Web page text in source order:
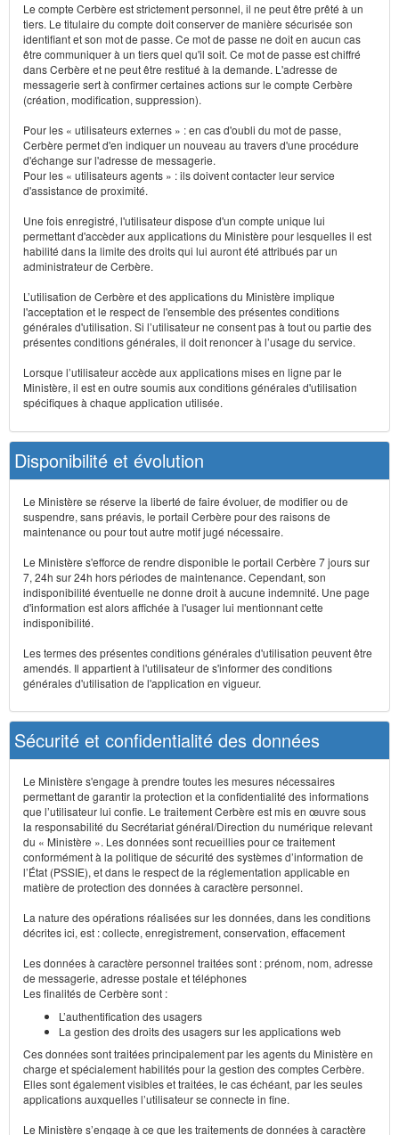
Le compte Cerbère est strictement personnel, il ne peut être prêté à un
tiers. Le titulaire du compte doit conserver de manière sécurisée son
identifiant et son mot de passe. Ce mot de passe ne doit en aucun cas
être communiquer à un tiers quel qu'il soit. Ce mot de passe est chiffré
dans Cerbère et ne peut être restitué à la demande. L'adresse de
messagerie sert à confirmer certaines actions sur le compte Cerbère
(création, modification, suppression).
Pour les « utilisateurs externes » : en cas d'oubli du mot de passe,
Cerbère permet d'en indiquer un nouveau au travers d'une procédure
d'échange sur l'adresse de messagerie.
Pour les « utilisateurs agents » : ils doivent contacter leur service
d'assistance de proximité.
Une fois enregistré, l'utilisateur dispose d'un compte unique lui
permettant d'accèder aux applications du Ministère pour lesquelles il est
habilité dans la limite des droits qui lui auront été attribués par un
administrateur de Cerbère.
L’utilisation de Cerbère et des applications du Ministère implique
l'acceptation et le respect de l'ensemble des présentes conditions
générales d'utilisation. Si l’utilisateur ne consent pas à tout ou partie des
présentes conditions générales, il doit renoncer à l’usage du service.
Lorsque l’utilisateur accède aux applications mises en ligne par le
Ministère, il est en outre soumis aux conditions générales d'utilisation
spécifiques à chaque application utilisée.
Disponibilité et évolution
Le Ministère se réserve la liberté de faire évoluer, de modifier ou de
suspendre, sans préavis, le portail Cerbère pour des raisons de
maintenance ou pour tout autre motif jugé nécessaire.
Le Ministère s'efforce de rendre disponible le portail Cerbère 7 jours sur
7, 24h sur 24h hors périodes de maintenance. Cependant, son
indisponibilité éventuelle ne donne droit à aucune indemnité. Une page
d'information est alors affichée à l'usager lui mentionnant cette
indisponibilité.
Les termes des présentes conditions générales d'utilisation peuvent être
amendés. Il appartient à l'utilisateur de s'informer des conditions
générales d'utilisation de l'application en vigueur.
Sécurité et confidentialité des données
Le Ministère s'engage à prendre toutes les mesures nécessaires
permettant de garantir la protection et la confidentialité des informations
que l’utilisateur lui confie. Le traitement Cerbère est mis en œuvre sous
la responsabilité du Secrétariat général/Direction du numérique relevant
du « Ministère ». Les données sont recueillies pour ce traitement
conformément à la politique de sécurité des systèmes d’information de
l’État (PSSIE), et dans le respect de la réglementation applicable en
matière de protection des données à caractère personnel.
La nature des opérations réalisées sur les données, dans les conditions
décrites ici, est : collecte, enregistrement, conservation, effacement
Les données à caractère personnel traitées sont : prénom, nom, adresse
de messagerie, adresse postale et téléphones
Les finalités de Cerbère sont :
L’authentification des usagers
La gestion des droits des usagers sur les applications web
Ces données sont traitées principalement par les agents du Ministère en
charge et spécialement habilités pour la gestion des comptes Cerbère.
Elles sont également visibles et traitées, le cas échéant, par les seules
applications auxquelles l’utilisateur se connecte in fine.
Le Ministère s’engage à ce que les traitements de données à caractère